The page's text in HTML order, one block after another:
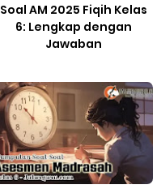
Soal AM 2025 Fiqih Kelas
6: Lengkap dengan
Jawaban